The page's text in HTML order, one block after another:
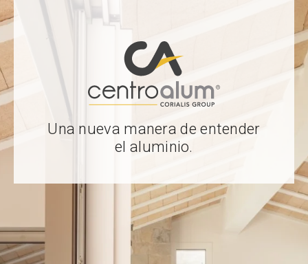
Una nueva manera de entender
el aluminio.